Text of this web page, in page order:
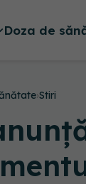
Doza de
›Stiri